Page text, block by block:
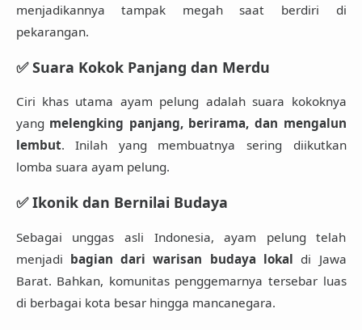
menjadikannya tampak megah saat berdiri di
pekarangan.
✅ Suara Kokok Panjang dan Merdu
Ciri khas utama ayam pelung adalah suara kokoknya
yang melengking panjang, berirama, dan mengalun
lembut. Inilah yang membuatnya sering diikutkan
lomba suara ayam pelung.
✅ Ikonik dan Bernilai Budaya
Sebagai unggas asli Indonesia, ayam pelung telah
menjadi bagian dari warisan budaya lokal di Jawa
Barat. Bahkan, komunitas penggemarnya tersebar luas
di berbagai kota besar hingga mancanegara.